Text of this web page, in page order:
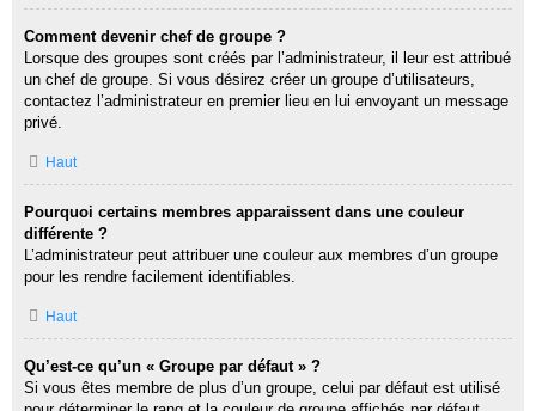
Comment devenir chef de groupe ?
Lorsque des groupes sont créés par l’administrateur, il leur est attribué
un chef de groupe. Si vous désirez créer un groupe d’utilisateurs,
contactez l’administrateur en premier lieu en lui envoyant un message
privé.
Haut
Pourquoi certains membres apparaissent dans une couleur
différente ?
L’administrateur peut attribuer une couleur aux membres d’un groupe
pour les rendre facilement identifiables.
Haut
Qu’est-ce qu’un « Groupe par défaut » ?
Si vous êtes membre de plus d’un groupe, celui par défaut est utilisé